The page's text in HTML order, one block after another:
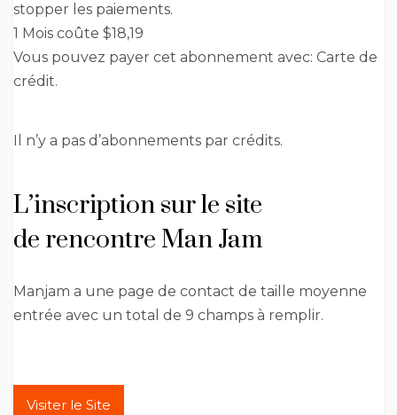
stopper les paiements.
1 Mois coûte $18,19
Vous pouvez payer cet abonnement avec: Carte de
crédit.
Il n’y a pas d’abonnements par crédits.
L’inscription sur le site
de rencontre Man Jam
Manjam a une page de contact de taille moyenne
entrée avec un total de 9 champs à remplir.
Visiter le Site